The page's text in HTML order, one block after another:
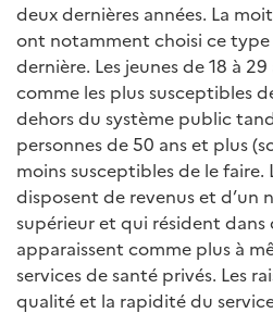
deux dernières années. La
ont notamment choisi ce type
dernière. Les jeunes de 18 à
comme les plus susceptibles
dehors du système public
personnes de 50 ans et plus
moins susceptibles de le faire.
disposent de revenus et d’un
supérieur et qui résident dans
apparaissent comme plus à
services de santé privés. Les
qualité et la rapidité du